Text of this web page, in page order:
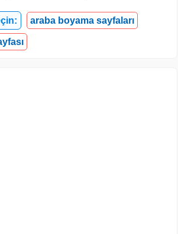
araba boyama sayfaları